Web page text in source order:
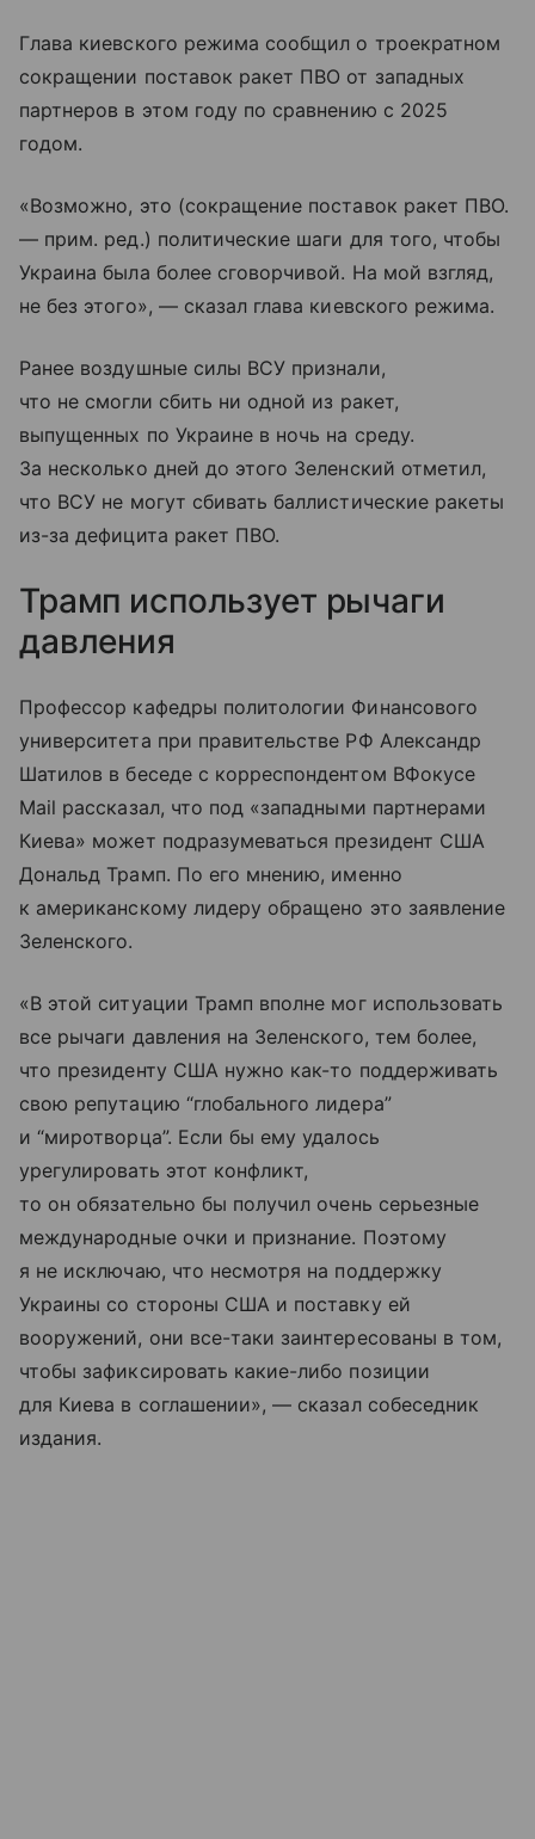
Глава киевского режима сообщил о троекратном
сокращении поставок ракет ПВО от западных
партнеров в этом году по сравнению с 2025
годом.
«Возможно, это (сокращение поставок ракет ПВО.
— прим. ред.) политические шаги для того, чтобы
Украина была более сговорчивой. На мой взгляд,
не без этого», — сказал глава киевского режима.
Ранее воздушные силы ВСУ признали,
что не смогли сбить ни одной из ракет,
выпущенных по Украине в ночь на среду.
За несколько дней до этого Зеленский отметил,
что ВСУ не могут сбивать баллистические ракеты
из-за дефицита ракет ПВО.
Трамп использует рычаги
давления
Профессор кафедры политологии Финансового
университета при правительстве РФ Александр
Шатилов в беседе с корреспондентом ВФокусе
Mail рассказал, что под «западными партнерами
Киева» может подразумеваться президент США
Дональд Трамп. По его мнению, именно
к американскому лидеру обращено это заявление
Зеленского.
«В этой ситуации Трамп вполне мог использовать
все рычаги давления на Зеленского, тем более,
что президенту США нужно как-то поддерживать
свою репутацию “глобального лидера”
и “миротворца”. Если бы ему удалось
урегулировать этот конфликт,
то он обязательно бы получил очень серьезные
международные очки и признание. Поэтому
я не исключаю, что несмотря на поддержку
Украины со стороны США и поставку ей
вооружений, они все-таки заинтересованы в том,
чтобы зафиксировать какие-либо позиции
для Киева в соглашении», — сказал собеседник
издания.